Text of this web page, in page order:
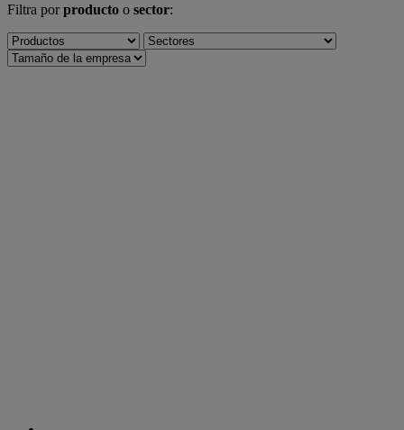
Filtra porproducto o sector: